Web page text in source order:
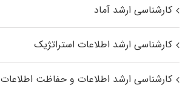
کارشناسی ارشد آماد
کارشناسی ارشد اطلاعات استراتژیک
کارشناسی ارشد اطلاعات و حفاظت اطلاعات